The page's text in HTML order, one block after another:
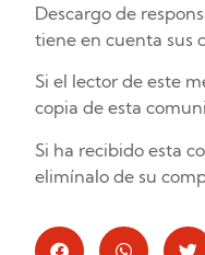
Descargo de
tiene en cuenta sus
Si el lector de este
copia de esta
Si ha recibido esta
elimínalo de su